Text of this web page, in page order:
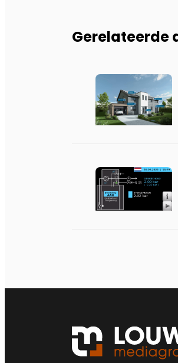
Gerelateerde